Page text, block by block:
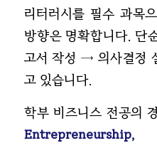
리터러시를 필수 과목
방향은 명확합니다. 단
고서 작성 → 의사결정
고 있습니다.
학부 비즈니스 전공의